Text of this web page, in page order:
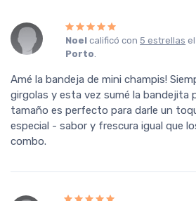
Noel calificó con5 estrellas
Porto.
Amé la bandeja de mini champis!
girgolas y esta vez sumé la bandejita
tamaño es perfecto para darle un
especial - sabor y frescura igual que
combo.